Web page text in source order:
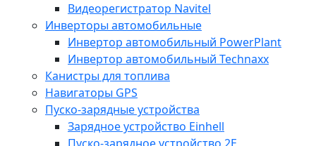
Видеорегистратор Navitel
Инверторы автомобильные
Инвертор автомобильный PowerPlant
Инвертор автомобильный Technaxx
Канистры для топлива
Навигаторы GPS
Пуско-зарядные устройства
Зарядное устройство Einhell